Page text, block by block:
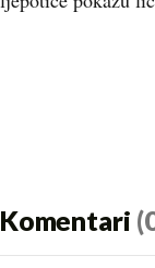
Komentari